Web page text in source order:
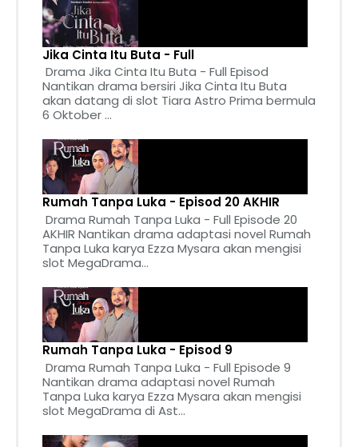
Jika Cinta Itu Buta - Full
Drama Jika Cinta Itu Buta - Full Episod
Nantikan drama bersiri Jika Cinta Itu Buta
akan datang di slot Tiara Astro Prima bermula
6 Oktober ...
Rumah Tanpa Luka - Episod 20 AKHIR
Drama Rumah Tanpa Luka - Full Episode 20
AKHIR Nantikan drama adaptasi novel Rumah
Tanpa Luka karya Ezza Mysara akan mengisi
slot MegaDrama...
Rumah Tanpa Luka - Episod 9
Drama Rumah Tanpa Luka - Full Episode 9
Nantikan drama adaptasi novel Rumah
Tanpa Luka karya Ezza Mysara akan mengisi
slot MegaDrama di Ast...